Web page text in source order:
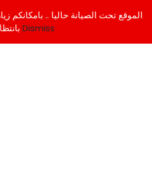
الموقع تحت الصيانة حاليا .. بامكانكم
Dismiss